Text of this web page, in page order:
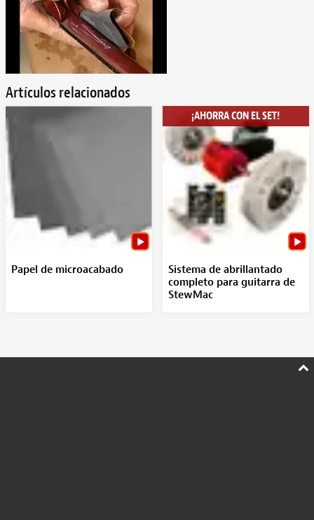
Artículos relacionados
Papel de microacabado
¡AHORRA CON EL SET!
Sistema de abrillantado
completo para guitarra de
StewMac